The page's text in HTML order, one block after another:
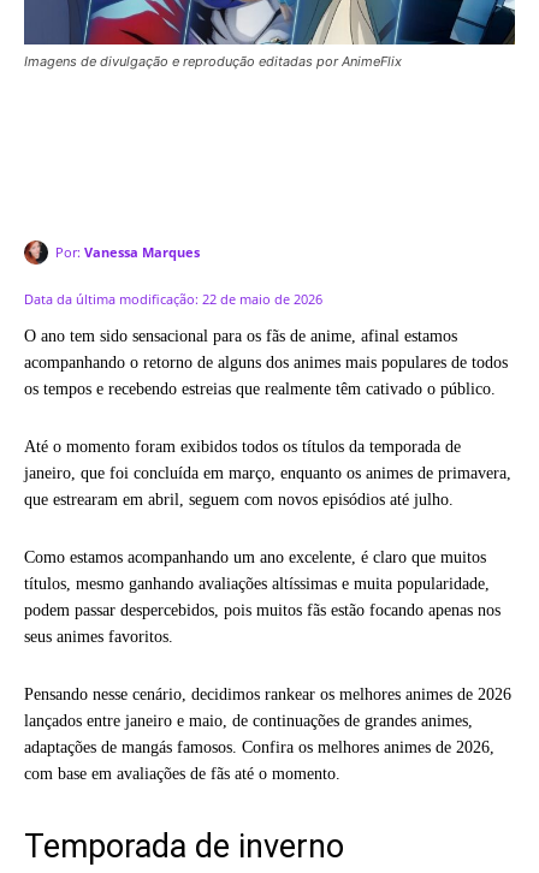
Imagens de divulgação e reprodução editadas por AnimeFlix
Por: Vanessa Marques
Data da última modificação: 22 de maio de 2026
O ano tem sido sensacional para os fãs de anime, afinal estamos
acompanhando o retorno de alguns dos animes mais populares de todos
os tempos e recebendo estreias que realmente têm cativado o público.
Até o momento foram exibidos todos os títulos da temporada de
janeiro, que foi concluída em março, enquanto os animes de primavera,
que estrearam em abril, seguem com novos episódios até julho.
Como estamos acompanhando um ano excelente, é claro que muitos
títulos, mesmo ganhando avaliações altíssimas e muita popularidade,
podem passar despercebidos, pois muitos fãs estão focando apenas nos
seus animes favoritos.
Pensando nesse cenário, decidimos rankear os melhores animes de 2026
lançados entre janeiro e maio, de continuações de grandes animes,
adaptações de mangás famosos. Confira os melhores animes de 2026,
com base em avaliações de fãs até o momento.
Temporada de inverno